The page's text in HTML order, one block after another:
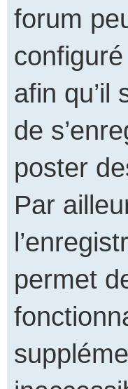
forum
afin qu’il
de
poster
Par
permet